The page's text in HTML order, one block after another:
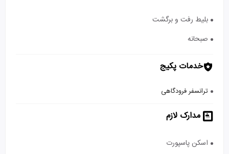
بلیط رفت و برگشت
صبحانه
خدمات پکیج
ترانسفر فرودگاهی
مدارک لازم
اسکن پاسپورت